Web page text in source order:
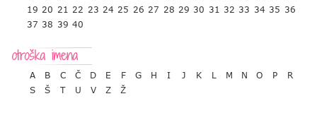
19 20 21 22 23 24 25 26 27 28 29 30 31 32 33 34 35 36
37 38 39 40
A B C Č D E F G H I J K L M N O P
R
S
Š T U V Z Ž